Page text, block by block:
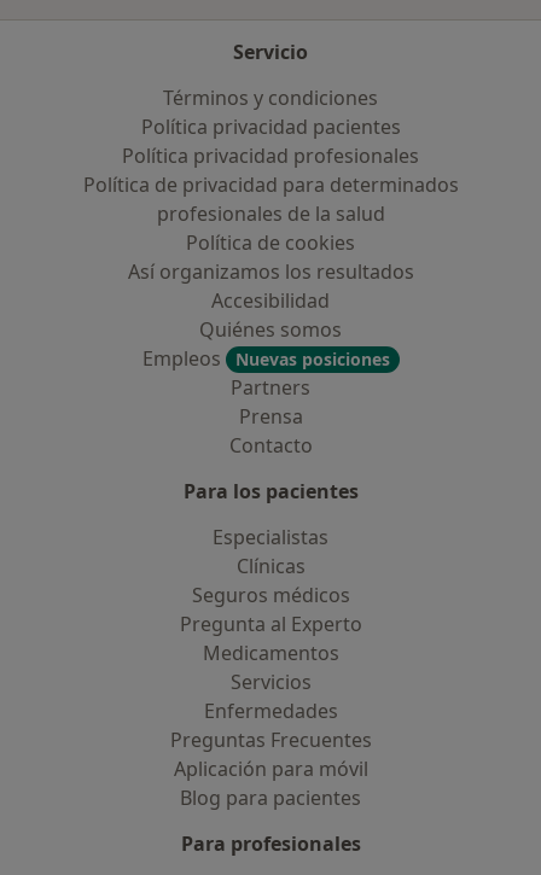
Servicio
Términos y condiciones
Política privacidad pacientes
Política privacidad profesionales
Política de privacidad para determinados
profesionales de la salud
Política de cookies
Así organizamos los resultados
Accesibilidad
Quiénes somos
Empleos
Nuevas posiciones
Partners
Prensa
Contacto
Para los pacientes
Especialistas
Clínicas
Seguros médicos
Pregunta al Experto
Medicamentos
Servicios
Enfermedades
Preguntas Frecuentes
Aplicación para móvil
Blog para pacientes
Para profesionales